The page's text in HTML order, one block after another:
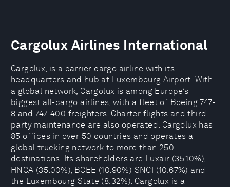
Cargolux Airlines International
Cargolux, is a carrier cargo airline with its
headquarters and hub at Luxembourg Airport. With
a global network, Cargolux is among Europe’s
biggest all-cargo airlines, with a fleet of Boeing 747-
8 and 747-400 freighters. Charter flights and third-
party maintenance are also operated. Cargolux has
85 offices in over 50 countries and operates a
global trucking network to more than 250
destinations. Its shareholders are Luxair (35.10%),
HNCA (35.00%), BCEE (10.90%) SNCI (10.67%) and
the Luxembourg State (8.32%). Cargolux is a